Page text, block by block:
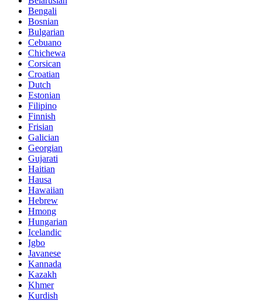
Bengali
Bosnian
Bulgarian
Cebuano
Chichewa
Corsican
Croatian
Dutch
Estonian
Filipino
Finnish
Frisian
Galician
Georgian
Gujarati
Haitian
Hausa
Hawaiian
Hebrew
Hmong
Hungarian
Icelandic
Igbo
Javanese
Kannada
Kazakh
Khmer
Kurdish